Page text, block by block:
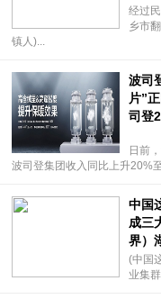
经过
乡市
镇人)...
波司
片”
司登
日前
波司登集团收入同比上升20%
中国
成三
界）
(中国
业集